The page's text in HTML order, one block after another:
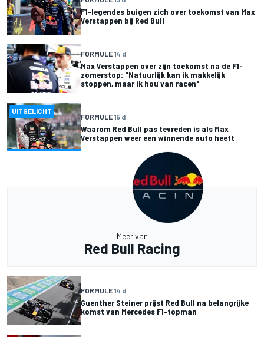
F1-legendes buigen zich over toekomst van Max
Verstappen bij Red Bull
FORMULE 14 d
Max Verstappen over zijn toekomst na de F1-
zomerstop: "Natuurlijk kan ik makkelijk
stoppen, maar ik hou van racen"
UITGELICHT
FORMULE 15 d
Waarom Red Bull pas tevreden is als Max
Verstappen weer een winnende auto heeft
Meer van
Red Bull Racing
FORMULE 14 d
Guenther Steiner prijst Red Bull na belangrijke
komst van Mercedes F1-topman